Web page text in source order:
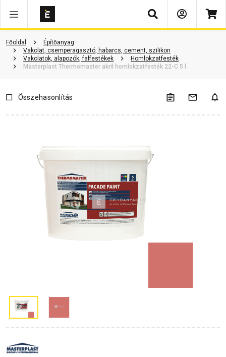
Keresés
Főoldal
Építőanyag
Vakolat, csemperagasztó, habarcs, cement, szilikon
Vakolatok, alapozók, falfestékek
Homlokzatfesték
Masterplast Thermomaster akril homlokzatfesték 22-C 5 l
Termékinformáció Kérdések és válaszok
Összehasonlítás